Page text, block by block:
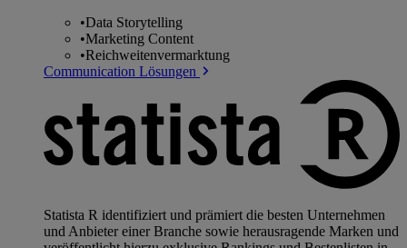
•Data Storytelling
•Marketing Content
•Reichweitenvermarktung
Communication Lösungen
Statista R identifiziert und prämiert die besten Unternehmen
und Anbieter einer Branche sowie herausragende Marken und